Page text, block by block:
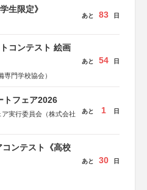
生限定》
あと 83 日
コンテスト 絵画
門学校協会）
あと 54 日
トフェア2026
実行委員会（株式会社
あと 1 日
ンテスト《高校
あと 30 日